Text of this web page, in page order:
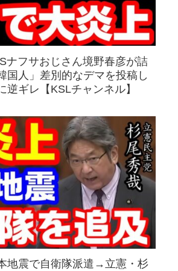
ナフサおじさん境野春彦が詰
国人」差別的なデマを投稿し
ギレ【KSLチャンネル】
地震で自衛隊派遣→立憲・杉